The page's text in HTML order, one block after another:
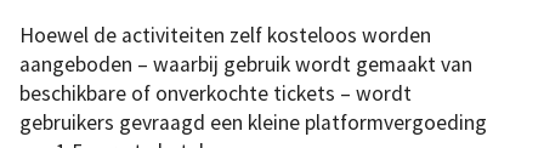
Hoewel de activiteiten zelf kosteloos worden
aangeboden – waarbij gebruik wordt gemaakt van
beschikbare of onverkochte tickets – wordt
gebruikers gevraagd een kleine platformvergoeding